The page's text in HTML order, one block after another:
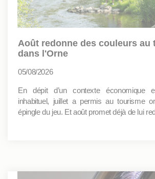
Août redonne des couleurs au
dans l'Orne
05/08/2026
En dépit d’un contexte économique
inhabituel, juillet a permis au tourisme
épingle du jeu. Et août promet déjà de lui